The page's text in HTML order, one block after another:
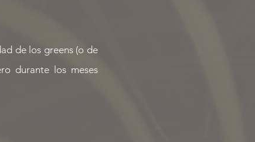
de los greens (o de
durante los meses